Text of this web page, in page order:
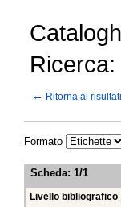
← Ritorna ai risultati
Formato
Scheda: 1/1
Livello bibliografico